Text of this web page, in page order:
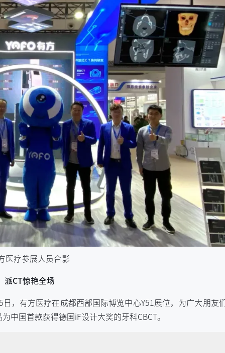
医疗参展人员合影
派CT惊艳全场
，有方医疗在成都西部国际博览中心Y51展位，为广大朋友
中国首款获得德国iF设计大奖的牙科CBCT。